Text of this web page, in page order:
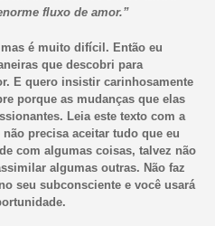
fluxo de amor.”
é muito difícil. Então eu
que descobri para
E quero insistir carinhosamente
porque as mudanças que elas
Leia este texto com a
precisa aceitar tudo que eu
com algumas coisas, talvez não
algumas outras. Não faz
seu subconsciente e você usará